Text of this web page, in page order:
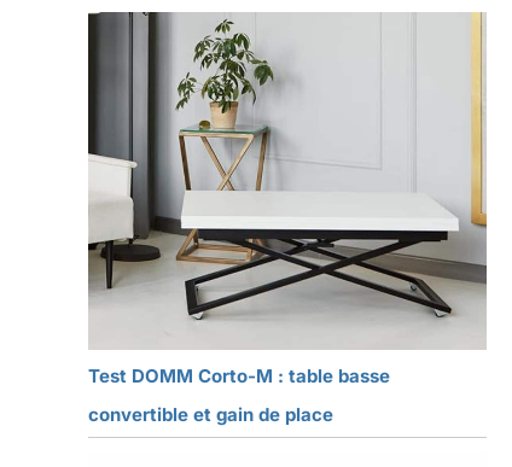
Test DOMM Corto-M : table basse
convertible et gain de place